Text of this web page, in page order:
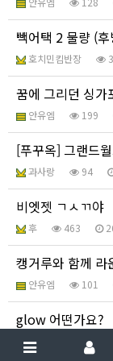
빽어택 2 물량 (
호치민킴반장
꿈에 그리던 싱가
안유엠 199
[푸꾸옥] 그랜드
과사랑 94
비엣젯 ㄱㅅㄲ야
후 463
캥거루와 함께 라
안유엠 101
glow 어떤가요?
달타냥 264